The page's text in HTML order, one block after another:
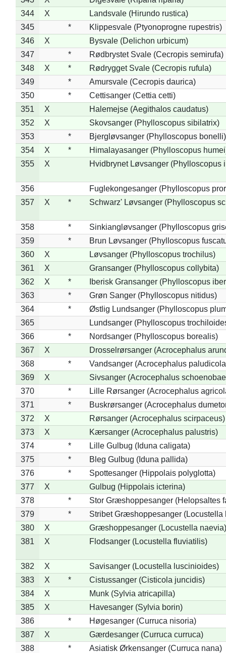
344
X
Landsvale (Hirundo rustica)
345
*
Klippesvale (Ptyonoprogne rupestris)
346
X
Bysvale (Delichon urbicum)
347
*
Rødbrystet Svale (Cecropis semirufa)
348
X *
Rødrygget Svale (Cecropis rufula)
349
*
Amursvale (Cecropis daurica)
350
*
Cettisanger (Cettia cetti)
351
X
Halemejse (Aegithalos caudatus)
352
X
Skovsanger (Phylloscopus sibilatrix)
353
*
Bjergløvsanger (Phylloscopus bonelli)
354
X *
Himalayasanger (Phylloscopus
355
X Hvidbrynet Løvsanger (Phylloscopus
356
Fuglekongesanger (Phylloscopus
357
X * Schwarz' Løvsanger (Phylloscopus
358 *
Sinkiangløvsanger (Phylloscopus
359
*
Brun Løvsanger (Phylloscopus
360
X
Løvsanger (Phylloscopus trochilus)
361
X
Gransanger (Phylloscopus collybita)
362
X *
Iberisk Gransanger (Phylloscopus
363
*
Grøn Sanger (Phylloscopus nitidus)
364
*
Østlig Lundsanger (Phylloscopus
365
Lundsanger (Phylloscopus
366
*
Nordsanger (Phylloscopus borealis)
367
X
Drosselrørsanger (Acrocephalus
368
*
Vandsanger (Acrocephalus
369
X
Sivsanger (Acrocephalus
370
*
Lille Rørsanger (Acrocephalus
371
*
Buskrørsanger (Acrocephalus
372
X
Rørsanger (Acrocephalus scirpaceus)
373
X
Kærsanger (Acrocephalus palustris)
374
*
Lille Gulbug (Iduna caligata)
375
*
Bleg Gulbug (Iduna pallida)
376
*
Spottesanger (Hippolais polyglotta)
377
X
Gulbug (Hippolais icterina)
378
*
Stor Græshoppesanger (Helopsaltes
379
*
Stribet Græshoppesanger (Locustella
380
X
Græshoppesanger (Locustella naevia)
381
X Flodsanger (Locustella fluviatilis)
382 X
Savisanger (Locustella luscinioides)
383
X *
Cistussanger (Cisticola juncidis)
384
X
Munk (Sylvia atricapilla)
385
X
Havesanger (Sylvia borin)
386
*
Høgesanger (Curruca nisoria)
387
X
Gærdesanger (Curruca curruca)
388
*
Asiatisk Ørkensanger (Curruca nana)